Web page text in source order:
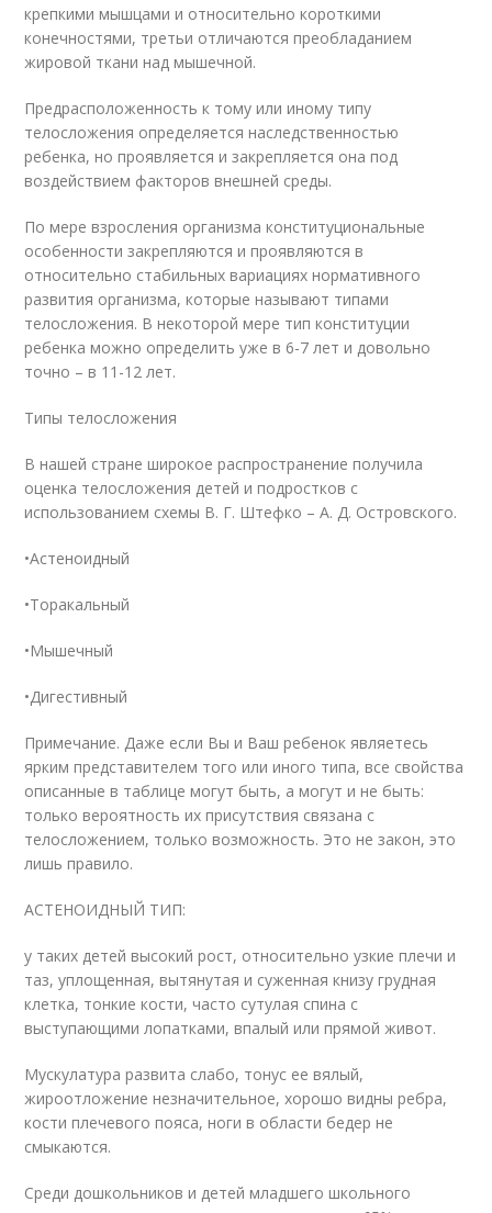
крепкими мышцами и относительно короткими
конечностями, третьи отличаются преобладанием
жировой ткани над мышечной.
Предрасположенность к тому или иному типу
телосложения определяется наследственностью
ребенка, но проявляется и закрепляется она под
воздействием факторов внешней среды.
По мере взросления организма конституциональные
особенности закрепляются и проявляются в
относительно стабильных вариациях нормативного
развития организма, которые называют типами
телосложения. В некоторой мере тип конституции
ребенка можно определить уже в 6-7 лет и довольно
точно – в 11-12 лет.
Типы телосложения
В нашей стране широкое распространение получила
оценка телосложения детей и подростков с
использованием схемы В. Г. Штефко – А. Д. Островского.
•Астеноидный
•Торакальный
•Мышечный
•Дигестивный
Примечание. Даже если Вы и Ваш ребенок являетесь
ярким представителем того или иного типа, все свойства
описанные в таблице могут быть, а могут и не быть:
только вероятность их присутствия связана с
телосложением, только возможность. Это не закон, это
лишь правило.
АСТЕНОИДНЫЙ ТИП:
у таких детей высокий рост, относительно узкие плечи и
таз, уплощенная, вытянутая и суженная книзу грудная
клетка, тонкие кости, часто сутулая спина с
выступающими лопатками, впалый или прямой живот.
Мускулатура развита слабо, тонус ее вялый,
жироотложение незначительное, хорошо видны ребра,
кости плечевого пояса, ноги в области бедер не
смыкаются.
Среди дошкольников и детей младшего школьного